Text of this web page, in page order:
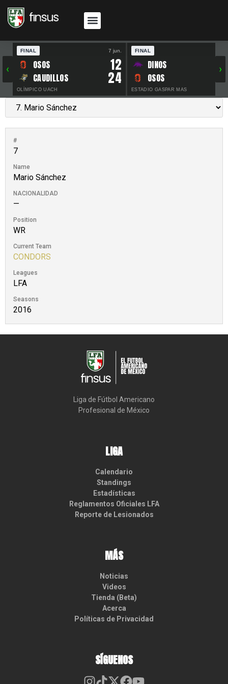
‹
FINAL 7 jun.
OSOS 12
CAUDILLOS 24
OLÍMPICO UACH
FINAL
DINOS
OSOS
ESTADIO GASPAR MAS
›
#
7
Name
Mario Sánchez
NACIONALIDAD
—
Position
WR
Current Team
CONDORS
Leagues
LFA
Seasons
2016
Liga de Fútbol Americano
Profesional de México
LIGA
Calendario
Standings
Estadísticas
Reglamentos Oficiales LFA
Reporte de Lesionados
MÁS
Noticias
Videos
Tienda (Beta)
Acerca
Políticas de Privacidad
SÍGUENOS